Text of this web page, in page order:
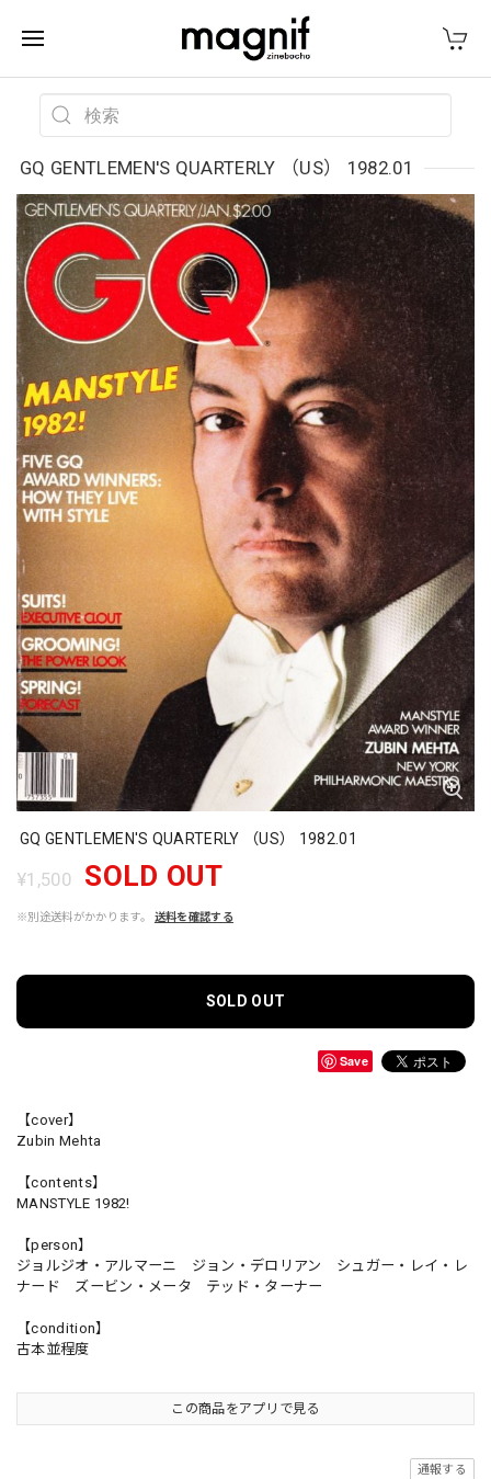
GQ GENTLEMEN'S QUARTERLY （US） 1982.01
GQ GENTLEMEN'S QUARTERLY （US） 1982.01
¥1,500 SOLD OUT
※別途送料がかかります。 送料を確認する
SOLD OUT
Save
【cover】
Zubin Mehta
【contents】
MANSTYLE 1982!
【person】
ジョルジオ・アルマーニ ジョン・デロリアン シュガー・レイ・レ
ナード ズービン・メータ テッド・ターナー
【condition】
古本並程度
この商品をアプリで見る
通報する